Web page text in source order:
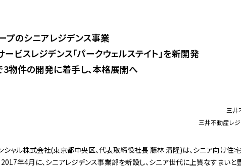
プのシニアレジデンス事業
ビスレジデンス「パークウェルステイト」を新開発
3物件の開発に着手し、本格展開へ
三井
三井不動産レ
シャル株式会社(東京都中央区、代表取締役社長 藤林 清隆)は、シニア向け住
年4月に、シニアレジデンス事業部を新設し、シニア世代に上質なすまいと